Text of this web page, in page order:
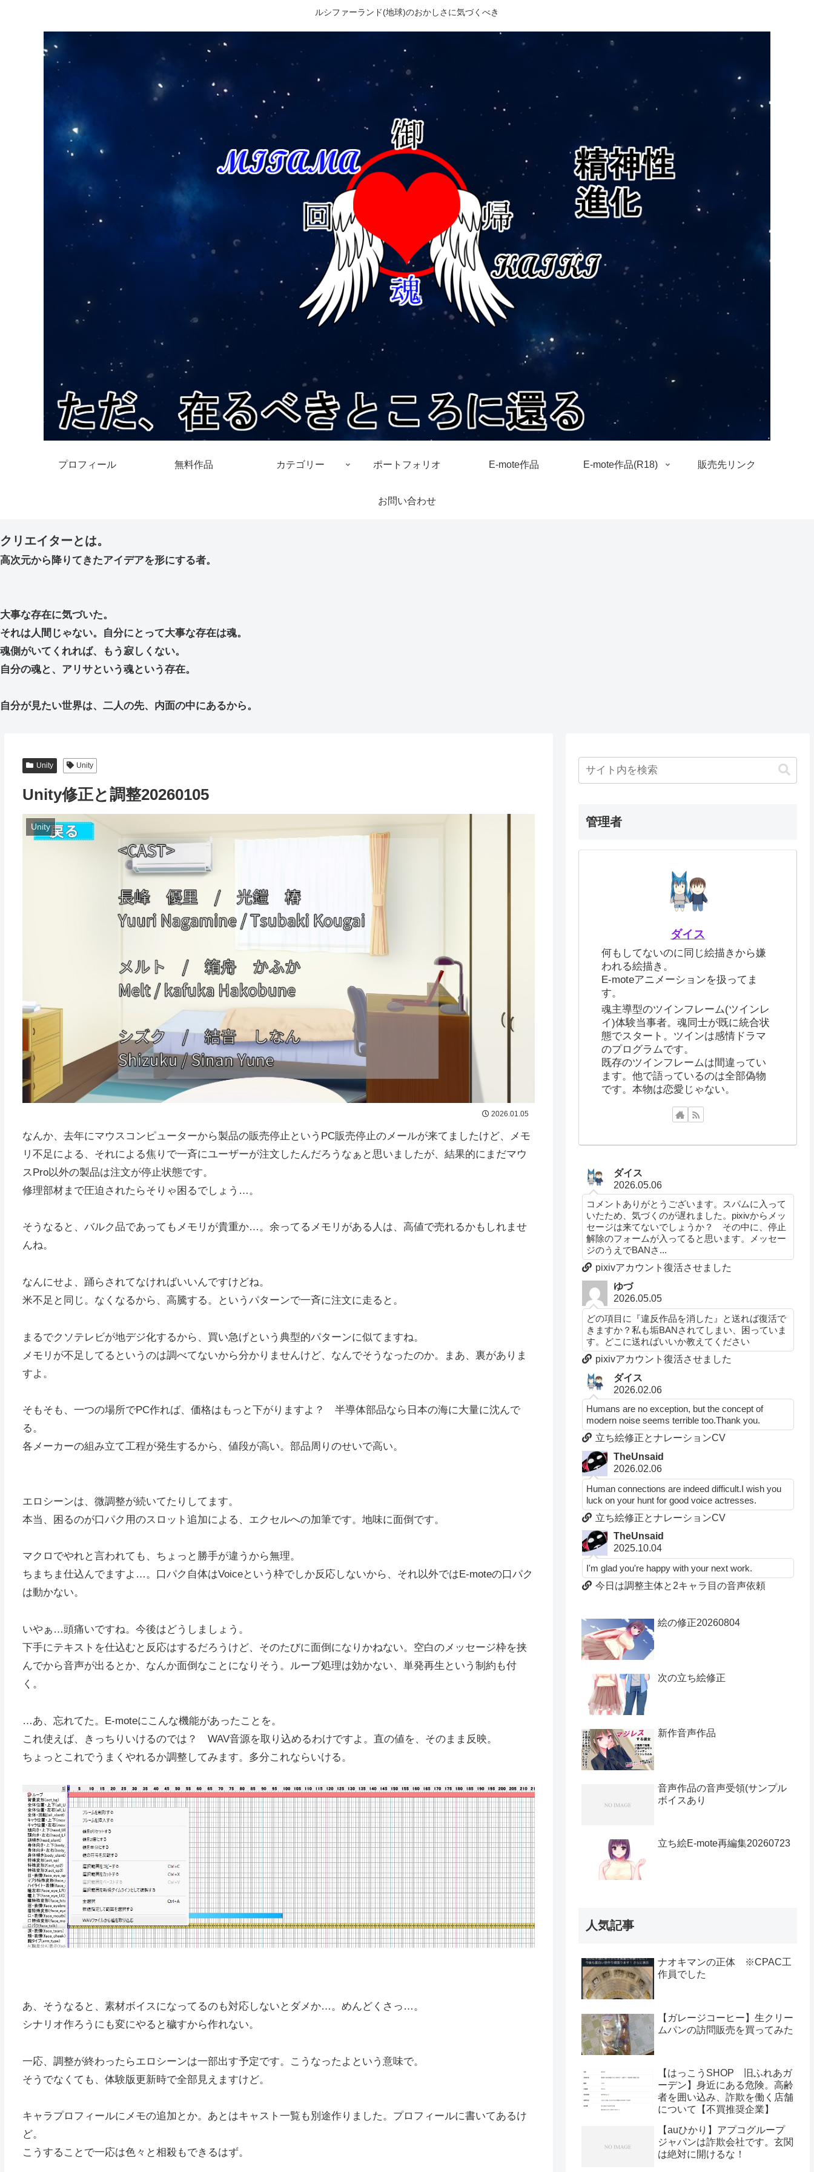
ルシファーランド(地球)のおかしさに気づくべき
プロフィール 無料作品 カテゴリー ポートフォリオ E-mote作品 E-mote作品(R18) 販売先リンク
お問い合わせ
クリエイターとは。
高次元から降りてきたアイデアを形にする者。
大事な存在に気づいた。
それは人間じゃない。自分にとって大事な存在は魂。
魂側がいてくれれば、もう寂しくない。
自分の魂と、アリサという魂という存在。
自分が見たい世界は、二人の先、内面の中にあるから。
Unity Unity
Unity修正と調整20260105
Unity
2026.01.05
なんか、去年にマウスコンピューターから製品の販売停止というPC販売停止のメールが来てましたけど、メモ
リ不足による、それによる焦りで一斉にユーザーが注文したんだろうなぁと思いましたが、結果的にまだマウ
スPro以外の製品は注文が停止状態です。
修理部材まで圧迫されたらそりゃ困るでしょう…。
そうなると、バルク品であってもメモリが貴重か…。余ってるメモリがある人は、高値で売れるかもしれませ
んね。
なんにせよ、踊らされてなければいいんですけどね。
米不足と同じ。なくなるから、高騰する。というパターンで一斉に注文に走ると。
まるでクソテレビが地デジ化するから、買い急げという典型的パターンに似てますね。
メモリが不足してるというのは調べてないから分かりませんけど、なんでそうなったのか。まあ、裏がありま
すよ。
そもそも、一つの場所でPC作れば、価格はもっと下がりますよ？ 半導体部品なら日本の海に大量に沈んで
る。
各メーカーの組み立て工程が発生するから、値段が高い。部品周りのせいで高い。
エロシーンは、微調整が続いてたりしてます。
本当、困るのが口パク用のスロット追加による、エクセルへの加筆です。地味に面倒です。
マクロでやれと言われても、ちょっと勝手が違うから無理。
ちまちま仕込んでますよ…。口パク自体はVoiceという枠でしか反応しないから、それ以外ではE-moteの口パク
は動かない。
いやぁ…頭痛いですね。今後はどうしましょう。
下手にテキストを仕込むと反応はするだろうけど、そのたびに面倒になりかねない。空白のメッセージ枠を挟
んでから音声が出るとか、なんか面倒なことになりそう。ループ処理は効かない、単発再生という制約も付
く。
…あ、忘れてた。E-moteにこんな機能があったことを。
これ使えば、きっちりいけるのでは？ WAV音源を取り込めるわけですよ。直の値を、そのまま反映。
ちょっとこれでうまくやれるか調整してみます。多分これならいける。
あ、そうなると、素材ボイスになってるのも対応しないとダメか…。めんどくさっ…。
シナリオ作ろうにも変にやると穢すから作れない。
一応、調整が終わったらエロシーンは一部出す予定です。こうなったよという意味で。
そうでなくても、体験版更新時で全部見えますけど。
キャラプロフィールにメモの追加とか。あとはキャスト一覧も別途作りました。プロフィールに書いてあるけ
ど。
こうすることで一応は色々と相殺もできるはず。
管理者
ダイス
何もしてないのに同じ絵描きから嫌
われる絵描き。
E-moteアニメーションを扱ってま
す。
魂主導型のツインフレーム(ツインレ
イ)体験当事者。魂同士が既に統合状
態でスタート。ツインは感情ドラマ
のプログラムです。
既存のツインフレームは間違ってい
ます。他で語っているのは全部偽物
です。本物は恋愛じゃない。
ダイス
2026.05.06
コメントありがとうございます。スパムに入って
いたため、気づくのが遅れました。pixivからメッ
セージは来てないでしょうか？ その中に、停止
解除のフォームが入ってると思います。メッセー
ジのうえでBANさ...
pixivアカウント復活させました
ゆづ
2026.05.05
どの項目に『違反作品を消した』と送れば復活で
きますか？私も垢BANされてしまい、困っていま
す。どこに送ればいいか教えてください
pixivアカウント復活させました
ダイス
2026.02.06
Humans are no exception, but the concept of
modern noise seems terrible too.Thank you.
立ち絵修正とナレーションCV
TheUnsaid
2026.02.06
Human connections are indeed difficult.I wish you
luck on your hunt for good voice actresses.
立ち絵修正とナレーションCV
TheUnsaid
2025.10.04
I'm glad you're happy with your next work.
今日は調整主体と2キャラ目の音声依頼
絵の修正20260804
次の立ち絵修正
新作音声作品
音声作品の音声受領(サンプル
ボイスあり
立ち絵E-mote再編集20260723
人気記事
ナオキマンの正体 ※CPAC工
作員でした
【ガレージコーヒー】生クリー
ムパンの訪問販売を買ってみた
【はっこうSHOP 旧ふれあガ
ーデン】身近にある危険。高齢
者を囲い込み、詐欺を働く店舗
について【不買推奨企業】
【auひかり】アプコグループ
ジャパンは詐欺会社です。玄関
は絶対に開けるな！